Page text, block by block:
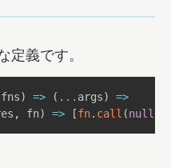
定義です。
fns) => ( ... args)
=>
, fn) => [fn. call (null